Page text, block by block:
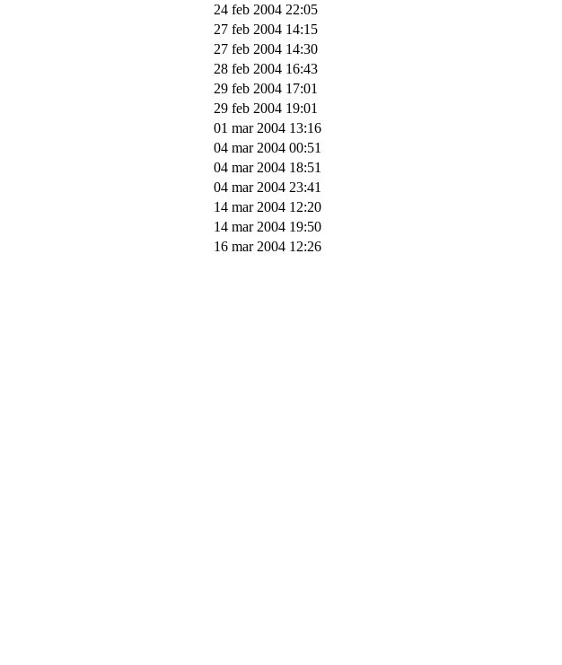
24 feb 2004 22:05
27 feb 2004 14:15
27 feb 2004 14:30
28 feb 2004 16:43
29 feb 2004 17:01
29 feb 2004 19:01
01 mar 2004 13:16
04 mar 2004 00:51
04 mar 2004 18:51
04 mar 2004 23:41
14 mar 2004 12:20
14 mar 2004 19:50
16 mar 2004 12:26